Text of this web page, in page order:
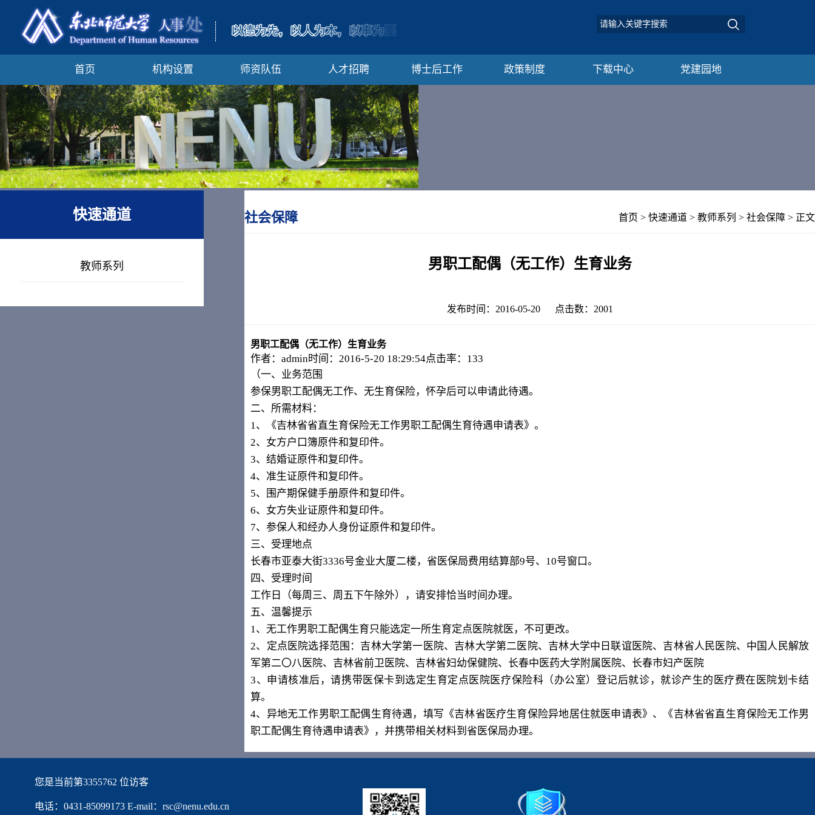
首页 机构设置 师资队伍 人才招聘 博士后工作 政策制度 下载中心 党建园地
快速通道
教师系列
社会保障 首页 > 快速通道 > 教师系列 > 社会保障 > 正文
男职工配偶（无工作）生育业务
发布时间：2016-05-20 点击数： 2001
男职工配偶（无工作）生育业务
作者：admin时间：2016-5-20 18:29:54点击率：133
（一、业务范围
参保男职工配偶无工作、无生育保险，怀孕后可以申请此待遇。
二、所需材料：
1 、《吉林省省直生育保险无工作男职工配偶生育待遇申请表》。
2、女方户口簿原件和复印件。
3、结婚证原件和复印件。
4、准生证原件和复印件。
5、围产期保健手册原件和复印件。
6、女方失业证原件和复印件。
7、参保人和经办人身份证原件和复印件。
三、受理地点
长春市亚泰大街3336号金业大厦二楼，省医保局费用结算部9号、 10号窗口。
四、受理时间
工作日（每周三、周五下午除外），请安排恰当时间办理。
五、温馨提示
1 、无工作男职工配偶生育只能选定一所生育定点医院就医，不可更改。
2、定点医院选择范围：吉林大学第一医院、吉林大学第二医院、吉林大学中日联谊医院、吉林省人民医院、中国人民解放
军第二〇八医院、吉林省前卫医院、吉林省妇幼保健院、长春中医药大学附属医院、长春市妇产医院
3、申请核准后，请携带医保卡到选定生育定点医院医疗保险科（办公室）登记后就诊，就诊产生的医疗费在医院划卡结
算。
4、异地无工作男职工配偶生育待遇，填写《吉林省医疗生育保险异地居住就医申请表》、《吉林省省直生育保险无工作男
职工配偶生育待遇申请表》，并携带相关材料到省医保局办理。
您是当前第3355762 位访客
电话：0431-85099173 E-mail：rsc@nenu.edu.cn